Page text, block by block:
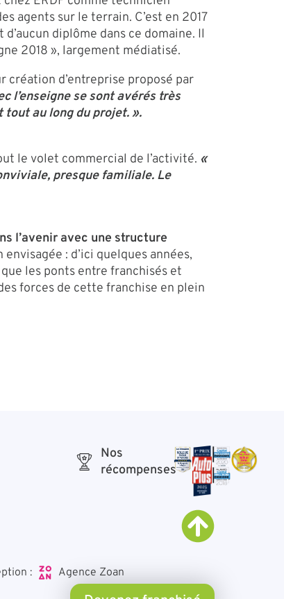
agents sur le terrain. C’est en 2017
diplôme dans ce domaine. Il
2018 », largement médiatisé.
création d’entreprise proposé par
l’enseigne se sont avérés très
au long du projet. ».
le volet commercial de l’activité. «
presque familiale. Le
l’avenir avec une structure
: d’ici quelques années,
les ponts entre franchisés et
des forces de cette franchise en plein
Nos
récompenses
Agence Zoan